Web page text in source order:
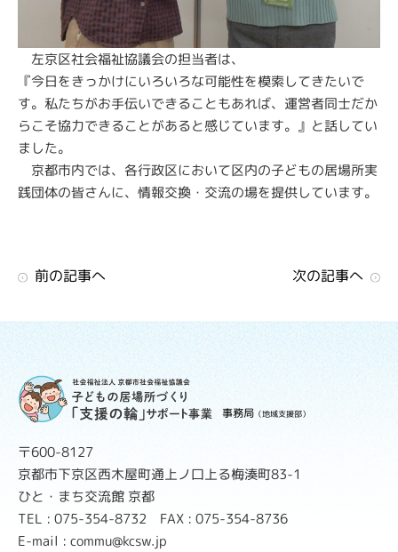
左京区社会福祉協議会の担当者は、
『今日をきっかけにいろいろな可能性を模索してきたいで
す。私たちがお手伝いできることもあれば、運営者同士だか
らこそ協力できることがあると感じています。』と話してい
ました。
京都市内では、各行政区において区内の子どもの居場所実
践団体の皆さんに、情報交換・交流の場を提供しています。
前の記事へ 次の記事へ
事務局 （地域支援部）
〒600-8127
京都市下京区西木屋町通上ノ口上る梅湊町83-1
ひと・まち交流館 京都
TEL : 075-354-8732 FAX : 075-354-8736
E-mail : commu@kcsw.jp